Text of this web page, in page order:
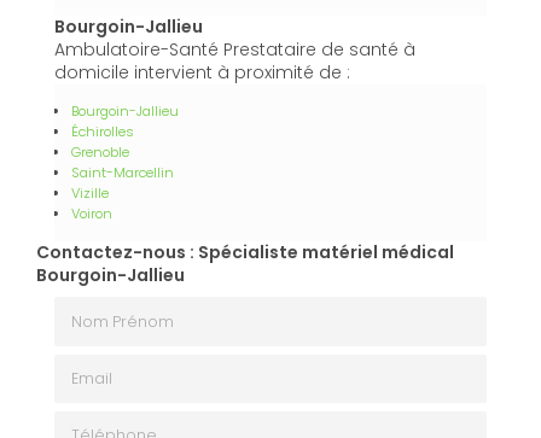
Bourgoin-Jallieu
Ambulatoire-Santé Prestataire de santé à
domicile intervient à proximité de :
Bourgoin-Jallieu
Échirolles
Grenoble
Saint-Marcellin
Vizille
Voiron
Contactez-nous : Spécialiste matériel médical
Bourgoin-Jallieu